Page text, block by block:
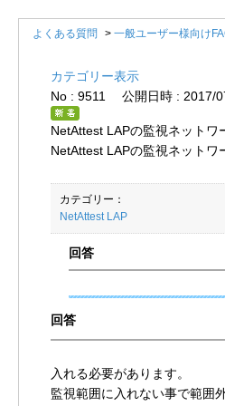
よくある質問 > 一般ユーザー様向け
カテゴリー表示
No : 9511
公開日時 : 2017/
NetAttest LAPの監視ネット
NetAttest LAPの監視ネット
カテゴリー：
NetAttest LAP
入れる必要があります。
監視範囲に入れない事で範囲